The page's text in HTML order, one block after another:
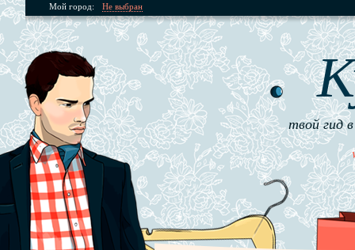
Мой город: Не выбран
твой гид